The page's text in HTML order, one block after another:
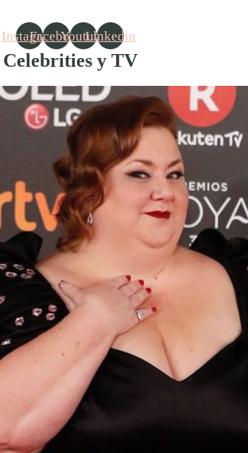
InstagramFacebookYoutubeLinkedin
Celebrities y TV